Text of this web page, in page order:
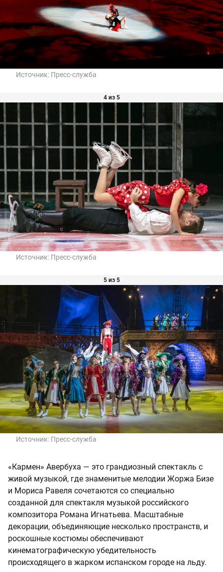
Источник: Пресс-служба
4 из 5
Источник: Пресс-служба
5 из 5
Источник: Пресс-служба
«Кармен» Авербуха — это грандиозный спектакль с
живой музыкой, где знаменитые мелодии Жоржа Бизе
и Мориса Равеля сочетаются со специально
созданной для спектакля музыкой российского
композитора Романа Игнатьева. Масштабные
декорации, объединяющие несколько пространств, и
роскошные костюмы обеспечивают
кинематографическую убедительность
происходящего в жарком испанском городе на льду.